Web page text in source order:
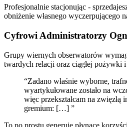
Profesjonalnie stacjonując -
obniżenie własnego wyczerpującego
Cyfrowi Administratorzy
Grupy wiernych obserwatorów
twardych relacji oraz ciągłej pożywki
“Zadano właśnie wyborne,
wyartykułowane zostało na
więc przekształcam na zwięzłą
gremium: […] ”
To po prostu generuje płynące